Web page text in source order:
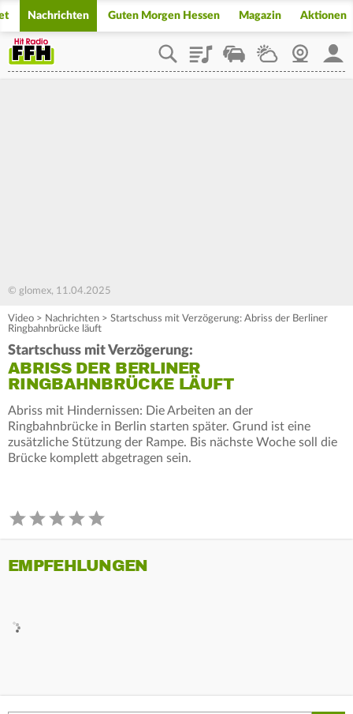
Nachrichten Guten Morgen Hessen Magazin Aktionen
PlaylistStaupilotWetterWebcam
© glomex, 11.04.2025
Video > Nachrichten > Startschuss mit Verzögerung: Abriss der Berliner
Ringbahnbrücke läuft
Startschuss mit Verzögerung:
ABRISS DER BERLINER
RINGBAHNBRÜCKE LÄUFT
Abriss mit Hindernissen: Die Arbeiten an der
Ringbahnbrücke in Berlin starten später. Grund ist eine
zusätzliche Stützung der Rampe. Bis nächste Woche soll die
Brücke komplett abgetragen sein.
EMPFEHLUNGEN